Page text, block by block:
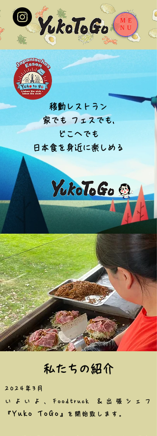
ME
NU
移動レスト ラン
家でも フェスでも,
どこへでも
​日本食を身近に楽しめる
私たちの紹介
2024年3月
いよいよ、Foodtruck ＆出張シェフ
『 Yuko ToGo 』を開始致します。